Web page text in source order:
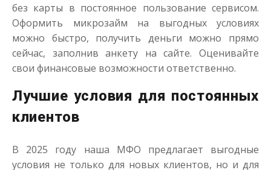
без карты в постоянное пользование сервисом.
Оформить микрозайм на выгодных условиях
можно быстро, получить деньги можно прямо
сейчас, заполнив анкету на сайте. Оценивайте
свои финансовые возможности ответственно.
Лучшие условия для постоянных
клиентов
В 2025 году наша МФО предлагает выгодные
условия не только для новых клиентов, но и для